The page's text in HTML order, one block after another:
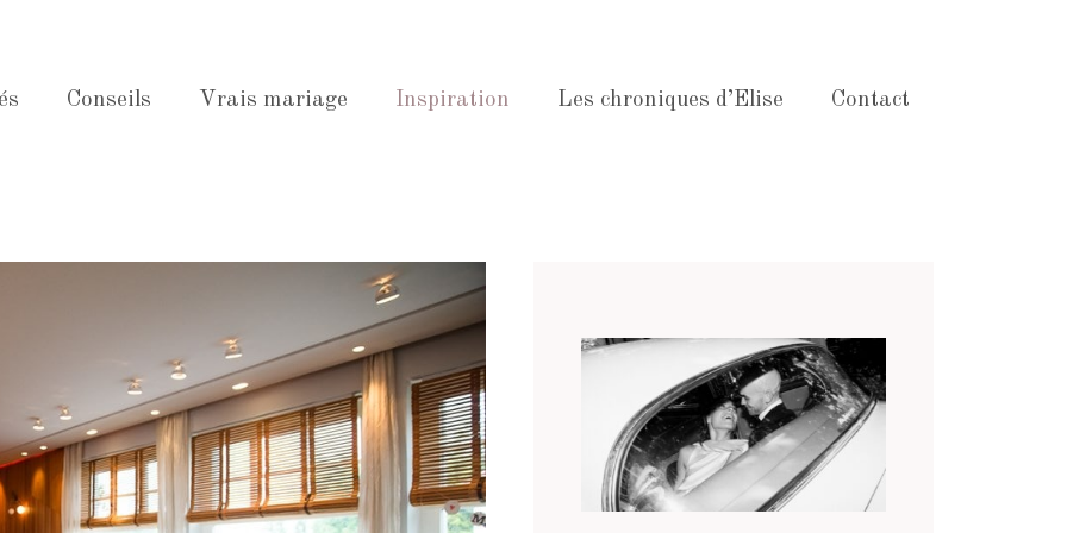
Conseils Vrais mariage Inspiration Les chroniques d’Elise Contact